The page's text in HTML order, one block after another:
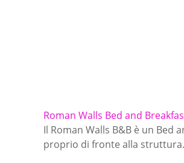
Roman Walls Bed and
Il Roman Walls B&B è un Bed
proprio di fronte alla